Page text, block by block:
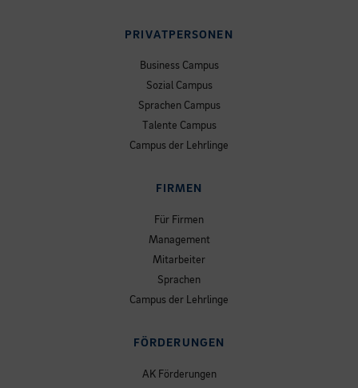
PRIVATPERSONEN
Business Campus
Sozial Campus
Sprachen Campus
Talente Campus
Campus der Lehrlinge
FIRMEN
Für Firmen
Management
Mitarbeiter
Sprachen
Campus der Lehrlinge
FÖRDERUNGEN
AK Förderungen